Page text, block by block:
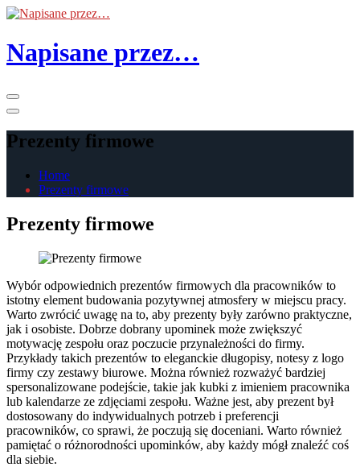
Skip
the
content
Napisane przez…
Prezenty firmowe
Home
Prezenty firmowe
Prezenty firmowe
Wybór odpowiednich prezentów firmowych dla pracowników to
istotny element budowania pozytywnej atmosfery w miejscu pracy.
Warto zwrócić uwagę na to, aby prezenty były zarówno praktyczne,
jak i osobiste. Dobrze dobrany upominek może zwiększyć
motywację zespołu oraz poczucie przynależności do firmy.
Przykłady takich prezentów to eleganckie długopisy, notesy z logo
firmy czy zestawy biurowe. Można również rozważyć bardziej
spersonalizowane podejście, takie jak kubki z imieniem pracownika
lub kalendarze ze zdjęciami zespołu. Ważne jest, aby prezent był
dostosowany do indywidualnych potrzeb i preferencji
pracowników, co sprawi, że poczują się doceniani. Warto również
pamiętać o różnorodności upominków, aby każdy mógł znaleźć coś
dla siebie.